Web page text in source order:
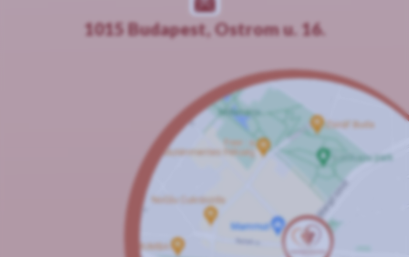
1015 Budapest, Ostrom u. 16.